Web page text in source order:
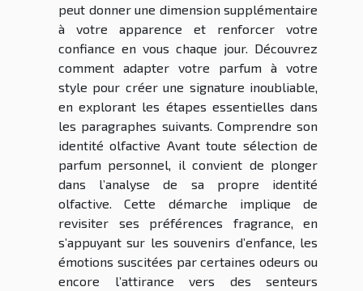
peut donner une dimension supplémentaire
à votre apparence et renforcer votre
confiance en vous chaque jour. Découvrez
comment adapter votre parfum à votre
style pour créer une signature inoubliable,
en explorant les étapes essentielles dans
les paragraphes suivants. Comprendre son
identité olfactive Avant toute sélection de
parfum personnel, il convient de plonger
dans l’analyse de sa propre identité
olfactive. Cette démarche implique de
revisiter ses préférences fragrance, en
s’appuyant sur les souvenirs d’enfance, les
émotions suscitées par certaines odeurs ou
encore l’attirance vers des senteurs